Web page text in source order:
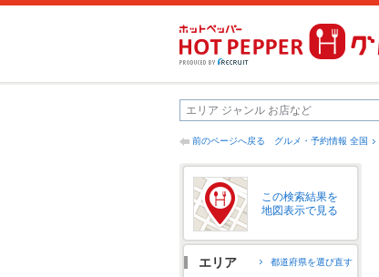
前のページへ戻る グルメ・予約情報 全国
この検索結果を
地図表示で見る
エリア 都道府県を選び直す